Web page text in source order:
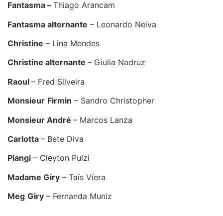
Fantasma – Thiago Arancam
Fantasma alternante – Leonardo Neiva
Christine – Lina Mendes
Christine alternante – Giulia Nadruz
Raoul – Fred Silveira
Monsieur Firmin – Sandro Christopher
Monsieur André – Marcos Lanza
Carlotta – Bete Diva
Piangi – Cleyton Pulzi
Madame Giry – Taís Víera
Meg Giry – Fernanda Muniz